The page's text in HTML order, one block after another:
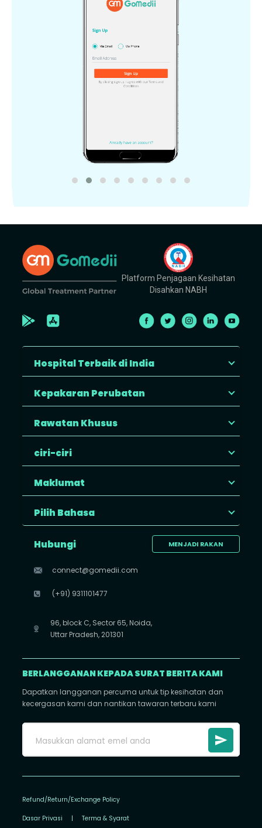
Platform Penjagaan Kesihatan
Disahkan NABH
Hospital Terbaik di India
Kepakaran Perubatan
Rawatan Khusus
ciri-ciri
Maklumat
Pilih Bahasa
MENJADI RAKAN
Hubungi
connect@gomedii.com
(+91) 9311101477
96, block C, Sector 65, Noida,
Uttar Pradesh, 201301
BERLANGGANAN KEPADA SURAT BERITA KAMI
Dapatkan langganan percuma untuk tip kesihatan dan
kecergasan kami dan nantikan tawaran terbaru kami
Refund/Return/Exchange Policy
Dasar Privasi | Terma & Syarat